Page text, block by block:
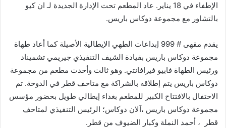
ي
الإطفاء في 18 يناير. عاد المطعم تحت الإدارة الجديدة لـ ان كيو
بالتشاور مع مجموعة دوكاس باريس.
يقدم مقهى # 999 إبداعات الطهي الإيطالية الأصيلة كما أعاد طهاة
مجموعة دوكاس باريس بقيادة الشيف التنفيذي جيريمي تشميناد
ورئيس الطهاة فابيو فيرافانتي. وهو ثالث وأحدث مطعم من مجموعة
دوكاس باريس يتم إطلاقه بالشراكة مع متاحف قطر في الدوحة. تم
الاحتفال بالافتتاح الكبير للمطعم بغداء إيطالي طويل بحضور مؤسس
مجموعة دوكاس باريس ،آلان دوكاس؛ الرئيس التنفيذي لمتاحف
قطر ، أحمد النملة وكبار الضيوف من قطر.